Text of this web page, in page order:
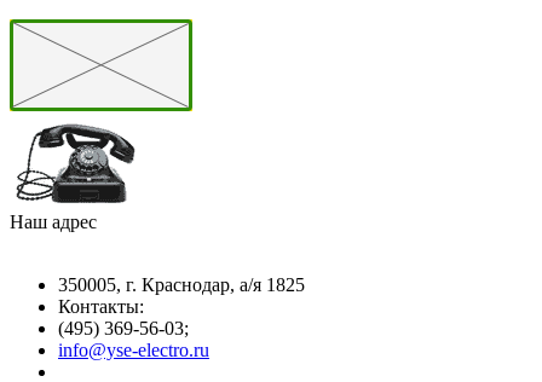
Наш адрес
350005, г. Краснодар, а/я 1825
Контакты: ­
(495) 369-56-03;
info@yse-electro.ru­